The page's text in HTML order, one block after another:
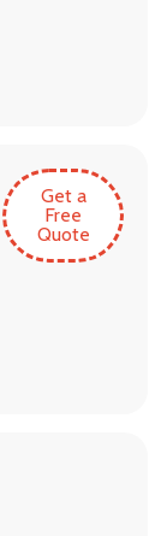
Get a
Free
Quote